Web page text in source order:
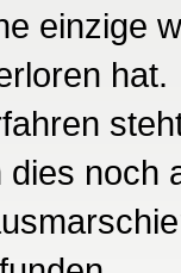
einzige
hat.
noch